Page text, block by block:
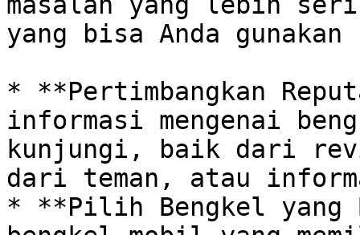
yang bisa Anda
* **Pertimbangkan
informasi mengenai
kunjungi, baik dari
dari teman, atau
* **Pilih Bengkel yang